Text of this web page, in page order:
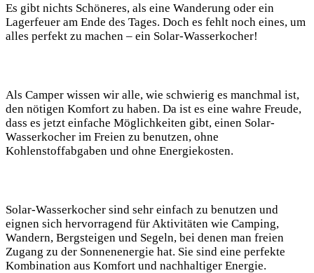
Es gibt nichts Schöneres,⁣ als eine Wanderung oder ein
Lagerfeuer am Ende des Tages. Doch es ‌fehlt noch eines, um
alles perfekt zu machen – ein⁢ Solar-Wasserkocher!
Als Camper wissen‌ wir alle, wie schwierig ‍es manchmal ist,
den nötigen Komfort zu haben. Da ⁤ist es eine wahre Freude,
dass es jetzt‌ einfache Möglichkeiten⁤ gibt, einen Solar-
Wasserkocher ‍im⁣ Freien zu benutzen, ohne
‍Kohlenstoffabgaben​ und ohne Energiekosten.
Solar-Wasserkocher sind⁢ sehr‍ einfach⁢ zu benutzen und
eignen sich hervorragend‍ für Aktivitäten wie‌ Camping,
Wandern, Bergsteigen und Segeln, bei denen man freien
Zugang zu der Sonnenenergie hat. Sie sind ⁣eine perfekte ​
Kombination aus Komfort und nachhaltiger Energie.